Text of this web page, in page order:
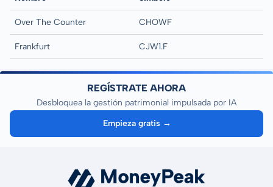
Over The Counter CHOWF
Frankfurt CJW1.F
REGÍSTRATE AHORA
Desbloquea la gestión patrimonial impulsada por IA
Empieza gratis →